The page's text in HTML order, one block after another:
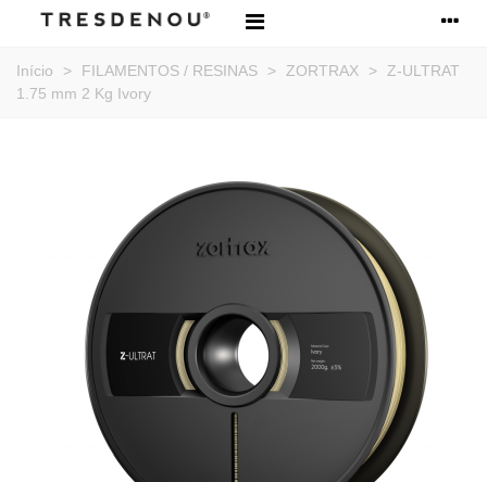
Início > FILAMENTOS / RESINAS > ZORTRAX >
Z-ULTRAT
1.75 mm 2 Kg Ivory